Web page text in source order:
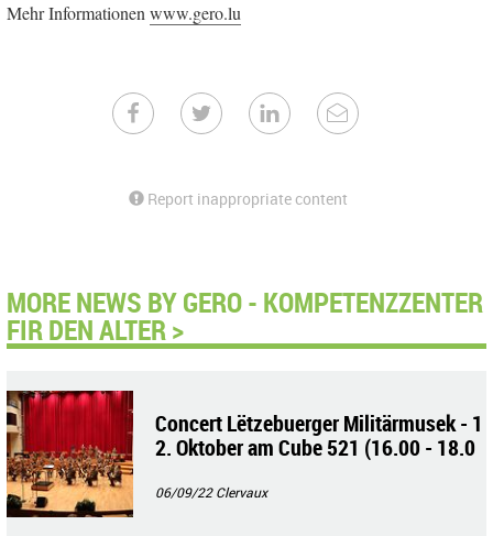
Mehr Informationen www.gero.lu
Report inappropriate content
MORE NEWS BY GERO - KOMPETENZZENTER
FIR DEN ALTER >
Concert Lëtzebuerger Militärmusek - 1
2. Oktober am Cube 521 (16.00 - 18.0
06/09/22Clervaux